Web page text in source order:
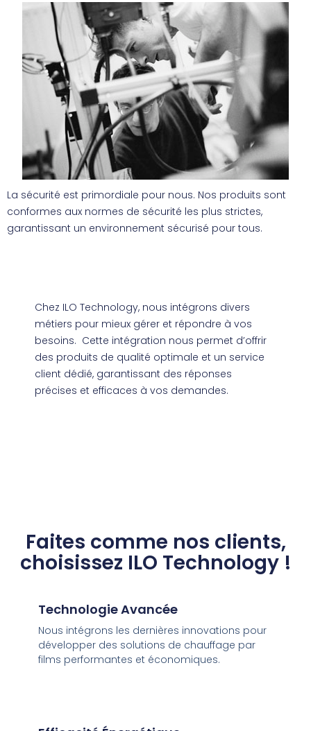
La sécurité est primordiale pour nous. Nos produits sont
conformes aux normes de sécurité les plus strictes,
garantissant un environnement sécurisé pour tous.
Chez ILO Technology, nous intégrons divers
métiers pour mieux gérer et répondre à vos
besoins. Cette intégration nous permet d’offrir
des produits de qualité optimale et un service
client dédié, garantissant des réponses
précises et efficaces à vos demandes.
Faites comme nos clients,
choisissez ILO Technology !
Technologie Avancée
Nous intégrons les dernières innovations pour
développer des solutions de chauffage par
films performantes et économiques.